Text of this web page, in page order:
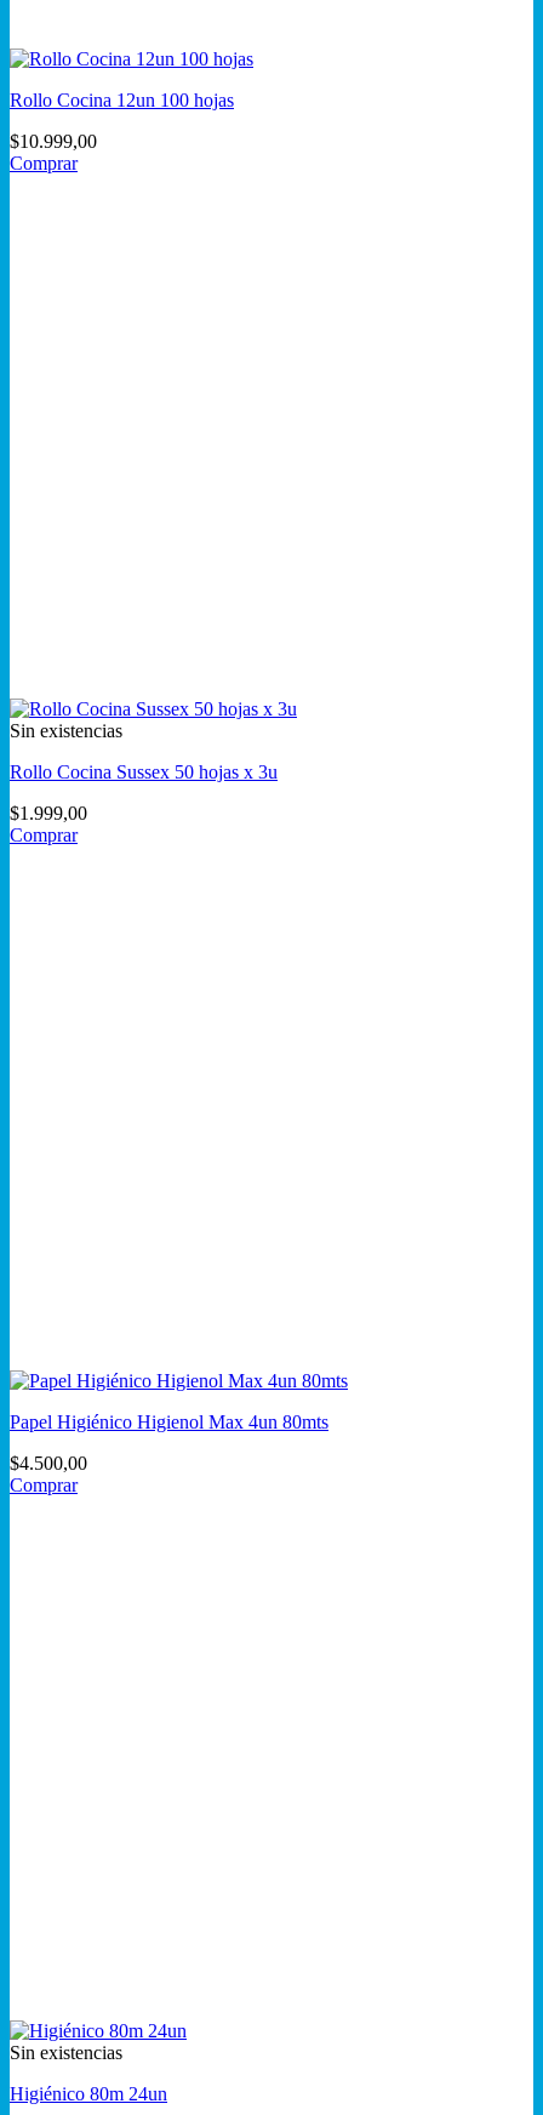
Rollo Cocina 12un 100 hojas
$10.999,00
Comprar
Sin existencias
Rollo Cocina Sussex 50 hojas x 3u
$1.999,00
Comprar
Papel Higiénico Higienol Max 4un 80mts
$4.500,00
Comprar
Sin existencias
Higiénico 80m 24un